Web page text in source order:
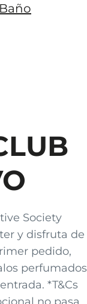
Society
y disfruta de
pedido,
perfumados
*T&Cs